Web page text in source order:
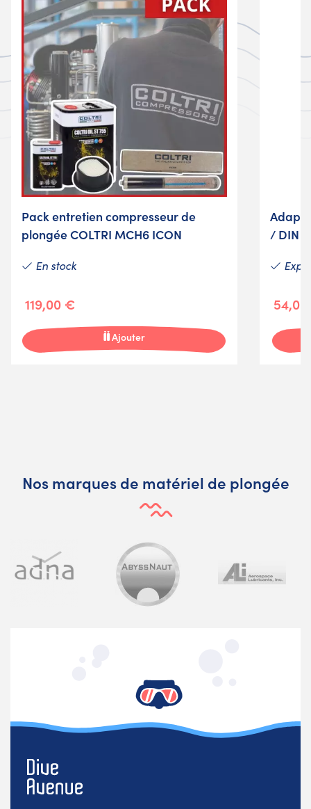
Pack entretien compresseur de
plongée COLTRI MCH6 ICON
En stock
119,00 €
Ajouter
/ DIN
Nos marques de matériel de plongée